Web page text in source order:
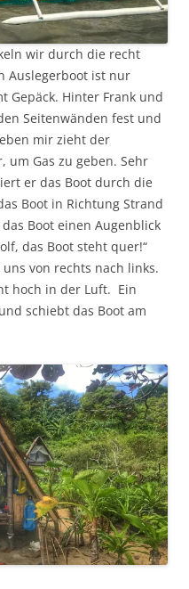
wir durch die recht
Auslegerboot ist nur
Gepäck. Hinter Frank und
Seitenwänden fest und
mir zieht der
um Gas zu geben. Sehr
er das Boot durch die
Boot in Richtung Strand
Boot einen Augenblick
das Boot steht quer!“
von rechts nach links.
hoch in der Luft. Ein
schiebt das Boot am